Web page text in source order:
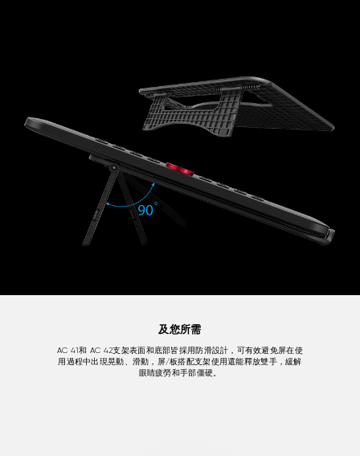
及您所需
AC 41和 AC 42支架表面和底部皆採用防滑設計，可有效避免屏在使
用過程中出現晃動、滑動，屏/板搭配支架使用還能釋放雙手，緩解
眼睛疲勞和手部僵硬。